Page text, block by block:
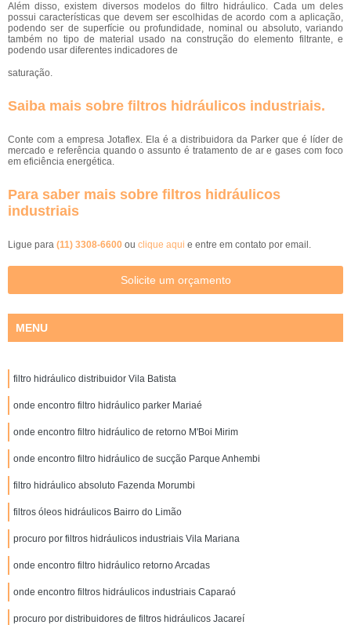
Além disso, existem diversos modelos do filtro hidráulico. Cada um deles
possui características que devem ser escolhidas de acordo com a aplicação,
podendo ser de superfície ou profundidade, nominal ou absoluto, variando
também no tipo de material usado na construção do elemento filtrante, e
podendo usar diferentes indicadores de
saturação.
Saiba mais sobre filtros hidráulicos industriais.
Conte com a empresa Jotaflex. Ela é a distribuidora da Parker que é líder de
mercado e referência quando o assunto é tratamento de ar e gases com foco
em eficiência energética.
Para saber mais sobre filtros hidráulicos
industriais
Ligue para (11) 3308-6600 ou clique aqui e entre em contato por email.
Solicite um orçamento
MENU
filtro hidráulico distribuidor Vila Batista
onde encontro filtro hidráulico parker Mariaé
onde encontro filtro hidráulico de retorno M'Boi Mirim
onde encontro filtro hidráulico de sucção Parque Anhembi
filtro hidráulico absoluto Fazenda Morumbi
filtros óleos hidráulicos Bairro do Limão
procuro por filtros hidráulicos industriais Vila Mariana
onde encontro filtro hidráulico retorno Arcadas
onde encontro filtros hidráulicos industriais Caparaó
procuro por distribuidores de filtros hidráulicos Jacareí